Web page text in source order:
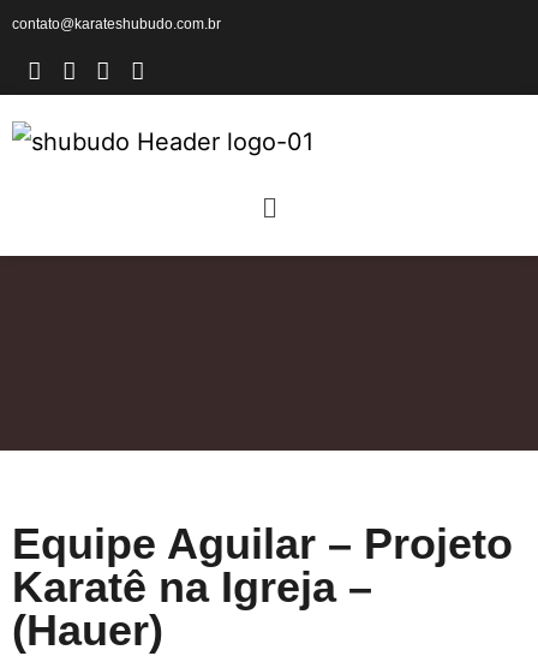
contato@karateshubudo.com.br
Equipe Aguilar – Projeto
Karatê na Igreja –
(Hauer)